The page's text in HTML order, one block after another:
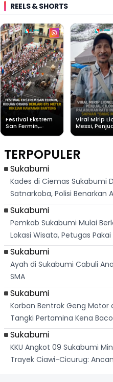
REELS & SHORTS
Festival Ekstrem
San Fermín,
Banteng
Viral Mirip
Messi,
"Bang Messi"
TERPOPULER
Sukabumi
Kades di Ciemas Sukabumi
Satnarkoba, Polisi Benarkan
Sukabumi
Pemkab Sukabumi Mulai
Lokasi Wisata, Petugas
Sukabumi
Ayah di Sukabumi Cabuli
SMA
Sukabumi
Korban Bentrok Geng Motor
Tangki Pertamina Kena
Sukabumi
KKU Angkot 09 Sukabumi
Trayek Ciawi-Cicurug: